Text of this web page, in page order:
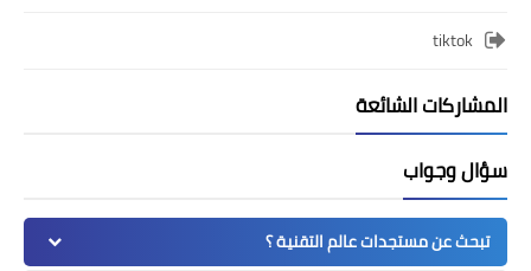
tiktok
المشاركات الشائعة
سؤال وجواب
تبحث عن مستجدات عالم التقنية ؟